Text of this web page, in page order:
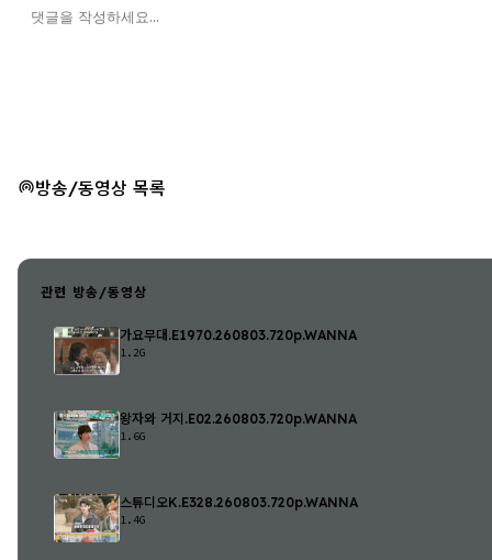
방송/동영상 목록
관련 방송/동영상
가요무대.E1970.260803.720p.WANNA
1.2G
왕자와 거지.E02.260803.720p.WANNA
1.6G
스튜디오K.E328.260803.720p.WANNA
1.4G